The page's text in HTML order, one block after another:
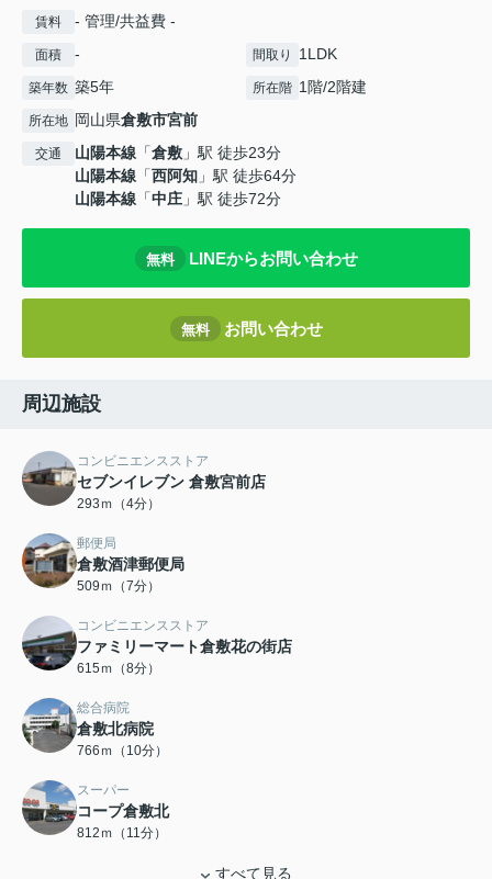
賃料 - 管理/共益費 -
面積 - 間取り 1LDK
築年数 築5年 所在階 1階/2階建
所在地 岡山県倉敷市宮前
交通 山陽本線 「倉敷 」駅 徒歩23分
山陽本線 「西阿知 」駅 徒歩64分
山陽本線 「中庄 」駅 徒歩72分
無料 LINEからお問い合わせ
無料 お問い合わせ
周辺施設
コンビニエンスストア
セブンイレブン 倉敷宮前店
293ｍ（4分）
郵便局
倉敷酒津郵便局
509ｍ（7分）
コンビニエンスストア
ファミリーマート倉敷花の街店
615ｍ（8分）
総合病院
倉敷北病院
766ｍ（10分）
スーパー
コープ倉敷北
812ｍ（11分）
すべて見る